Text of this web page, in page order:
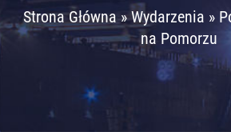
Strona Główna»Wydarzenia »
na Pomorzu